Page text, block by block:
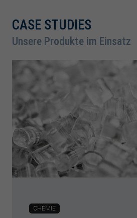
CASE STUDIES
Unsere Produkte im Einsatz
CHEMIE